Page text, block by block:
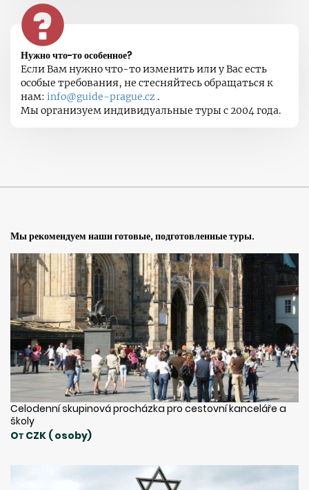
Нужно что-то особенное?
Если Вам нужно что-то изменить или у Вас есть
особые требования, не стесняйтесь обращаться к
нам: info@guide-prague.cz .
Мы организуем индивидуальные туры с 2004 года.
Мы рекомендуем наши готовые, подготовленные туры.
Celodenní skupinová procházka pro cestovní kanceláře a
školy
Oт CZK ( osoby)